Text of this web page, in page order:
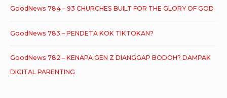
GoodNews 784 – 93 CHURCHES BUILT FOR THE GLORY OF GOD
GoodNews 783 – PENDETA KOK TIKTOKAN?
GoodNews 782 – KENAPA GEN Z DIANGGAP BODOH? DAMPAK
DIGITAL PARENTING